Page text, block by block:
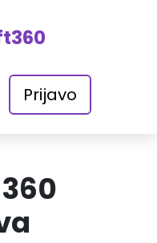
Prijavo